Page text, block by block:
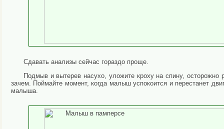
Сдавать анализы сейчас гораздо проще.
Подмыв и вытерев насухо, уложите кроху на спину, осторожно
зачем. Поймайте момент, когда малыш успокоится и перестанет
малыша.